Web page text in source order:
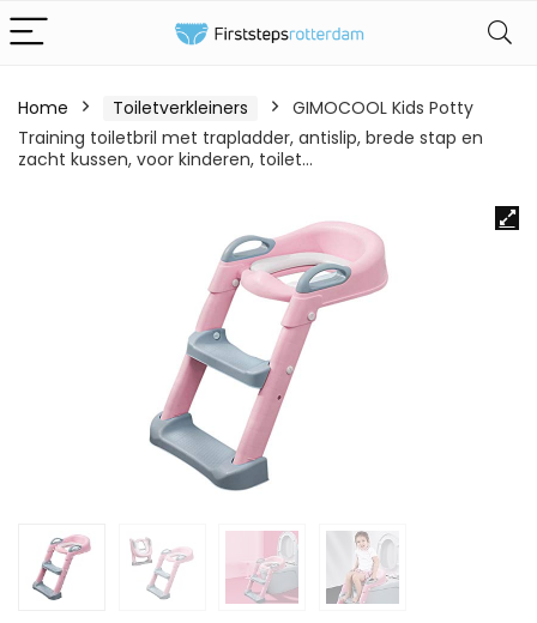
Home Toiletverkleiners
GIMOCOOL Kids Potty
Training toiletbril met trapladder, antislip, brede stap en
zacht kussen, voor kinderen, toilet…